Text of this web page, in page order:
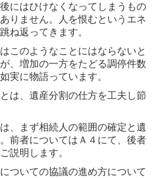
にはひけなくなってしまうもの
りません。人を恨むというエネ
ね返ってきます。
このようなことにはならないと
、増加の一方をたどる調停件数
実に物語っています。
は、遺産分割の仕方を工夫し節
、まず相続人の範囲の確定と遺
前者についてはＡ４にて、後者
説明します。
ついての協議の進め方について